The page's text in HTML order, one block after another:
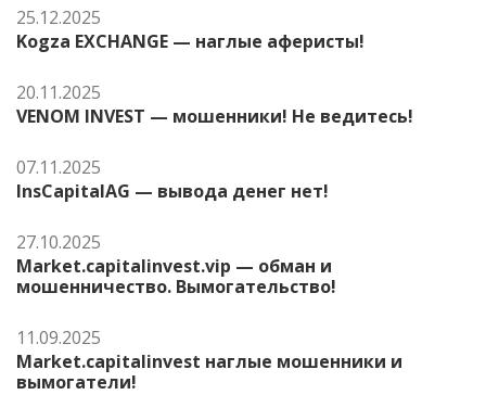
25.12.2025
Kogza EXCHANGE — наглые аферисты!
20.11.2025
VENOM INVEST — мошенники! Не ведитесь!
07.11.2025
InsCapitalAG — вывода денег нет!
27.10.2025
Market.capitalinvest.vip — обман и
мошенничество. Вымогательство!
11.09.2025
Market.capitalinvest наглые мошенники и
вымогатели!